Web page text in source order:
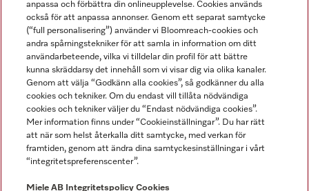
Miele AB
Allmänna villkor
Användarvillkor
Miele tillgänglighetsförklaring
Lagen om digitala tjänster
Miele på LinkedIn
Miele på Facebook
Miele på Instagram
Miele på Youtube
anpassa och förbättra din onlineupplevelse. Cookies används
också för att anpassa annonser. Genom ett separat samtycke
(“full personalisering”) använder vi Bloomreach-cookies och
andra spårningstekniker för att samla in information om ditt
användarbeteende, vilka vi tilldelar din profil för att bättre
kunna skräddarsy det innehåll som vi visar dig via olika kanaler.
Genom att välja “Godkänn alla cookies”, så godkänner du alla
cookies och tekniker. Om du endast vill tillåta nödvändiga
cookies och tekniker väljer du “Endast nödvändiga cookies”.
Mer information finns under “Cookieinställningar”. Du har rätt
att när som helst återkalla ditt samtycke, med verkan för
framtiden, genom att ändra dina samtyckesinställningar i vårt
“integritetspreferenscenter”.
Miele AB Integritetspolicy Cookies